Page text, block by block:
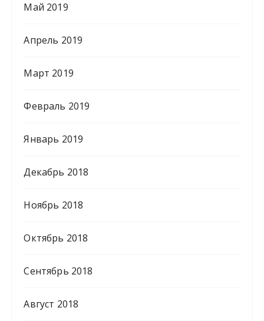
Май 2019
Апрель 2019
Март 2019
Февраль 2019
Январь 2019
Декабрь 2018
Ноябрь 2018
Октябрь 2018
Сентябрь 2018
Август 2018